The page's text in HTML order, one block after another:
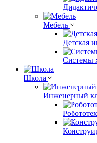
Мебель
Детская
Системы
Школа
Инженерный